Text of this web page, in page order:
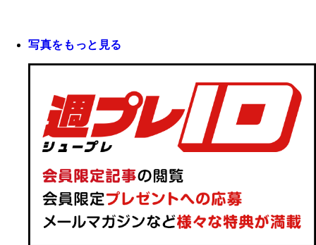
写真をもっと見る